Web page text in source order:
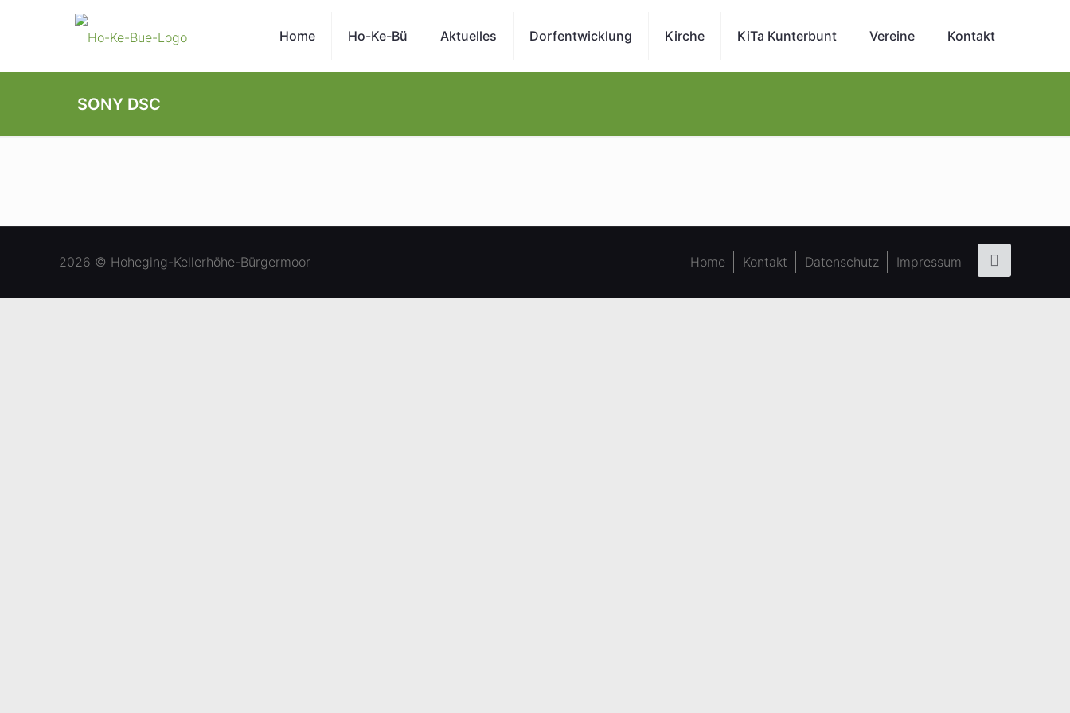
Home Ho-Ke-Bü Aktuelles Dorfentwicklung Kirche KiTa Kunterbunt Vereine Kontakt
SONY DSC
2026 © Hoheging-Kellerhöhe-Bürgermoor Home Kontakt Datenschutz Impressum